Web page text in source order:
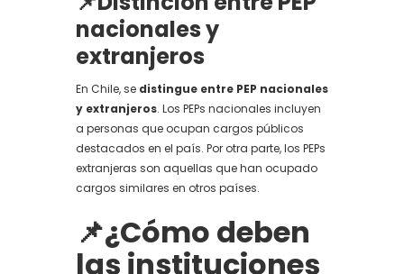
nacionales y
extranjeros
En Chile, se distingue entre PEP nacionales
y extranjeros. Los PEPs nacionales incluyen
a personas que ocupan cargos públicos
destacados en el país. Por otra parte, los PEPs
extranjeras son aquellas que han ocupado
cargos similares en otros países.
📌¿Cómo deben
las instituciones